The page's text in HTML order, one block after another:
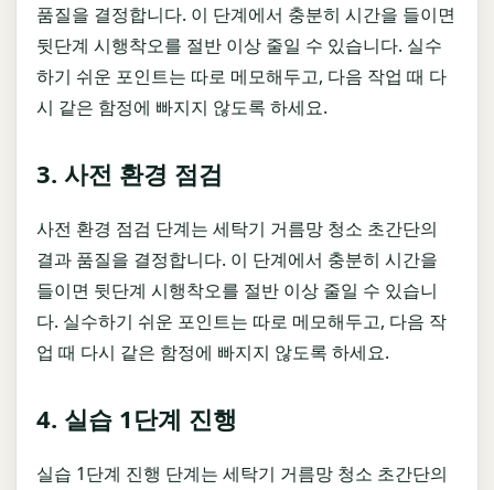
품질을 결정합니다. 이 단계에서 충분히 시간을 들이면
뒷단계 시행착오를 절반 이상 줄일 수 있습니다. 실수
하기 쉬운 포인트는 따로 메모해두고, 다음 작업 때 다
시 같은 함정에 빠지지 않도록 하세요.
3. 사전 환경 점검
사전 환경 점검 단계는 세탁기 거름망 청소 초간단의
결과 품질을 결정합니다. 이 단계에서 충분히 시간을
들이면 뒷단계 시행착오를 절반 이상 줄일 수 있습니
다. 실수하기 쉬운 포인트는 따로 메모해두고, 다음 작
업 때 다시 같은 함정에 빠지지 않도록 하세요.
4. 실습 1단계 진행
실습 1단계 진행 단계는 세탁기 거름망 청소 초간단의